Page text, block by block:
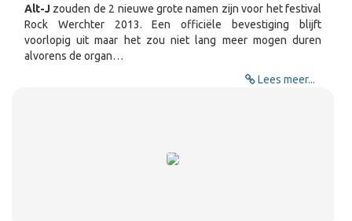
Alt-J zouden de 2 nieuwe grote namen zijn voor het festival
Rock Werchter 2013. Een officiële bevestiging blijft
voorlopig uit maar het zou niet lang meer mogen duren
alvorens de organ…
Lees meer...